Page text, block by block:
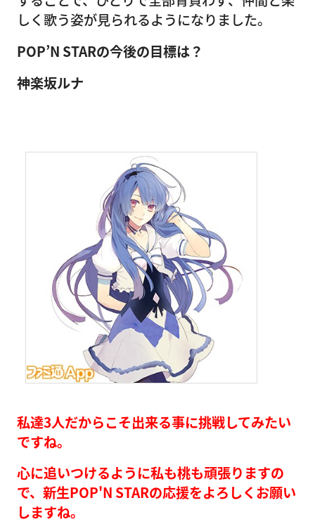
しく歌う姿が見られるようになりました。
POP’N STARの今後の目標は？
神楽坂ルナ
私達3人だからこそ出来る事に挑戦してみたい
ですね。
心に追いつけるように私も桃も頑張りますの
で、新生POP'N STARの応援をよろしくお願い
しますね。